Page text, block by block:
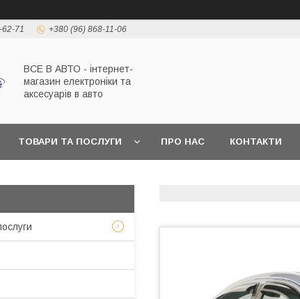
62-71 +380 (96) 868-11-06
ВСЕ В АВТО - інтернет-
магазин електроніки та
аксесуарів в авто
ТОВАРИ ТА ПОСЛУГИ ПРО НАС КОНТАКТИ